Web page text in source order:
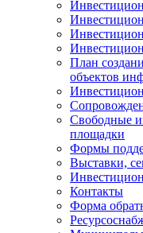
План
объектов
Свободные
площадки
Формы
Выставки,
Контакты
Форма